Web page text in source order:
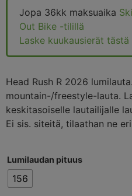
Jopa 36kk maksuaika Ski
Out Bike -tilillä
Laske kuukausierät tästä
Head Rush R 2026
mountain-/freestyle-lauta.
keskitasoiselle lautailijalle
Ei sis. siteitä, tilaathan ne
Lumilaudan pituus
156